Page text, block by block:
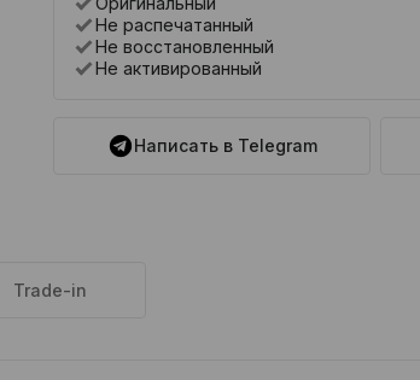
Не распечатанный
Не восстановленный
Не активированный
Написать в Telegram
Trade-in